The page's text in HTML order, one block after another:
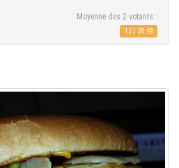
Moyenne des 2 votants :
12/ 20